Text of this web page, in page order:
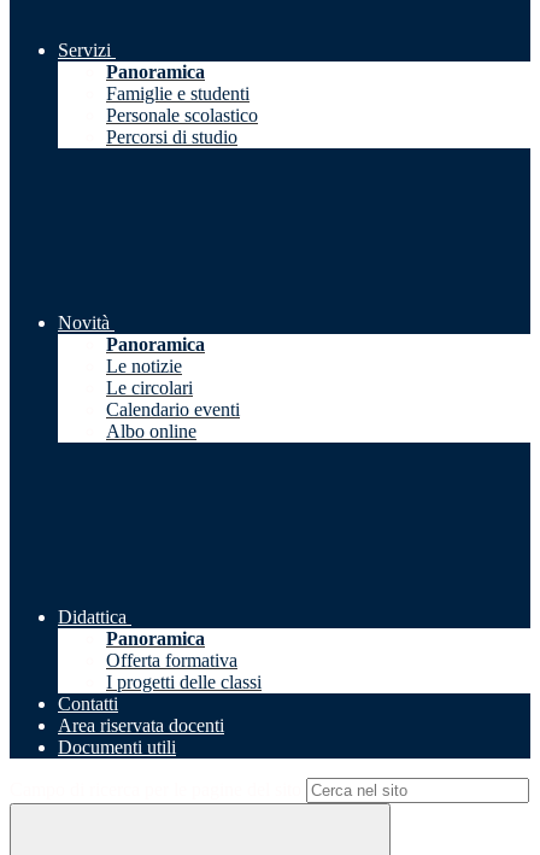
Servizi
Panoramica
Famiglie e studenti
Personale scolastico
Percorsi di studio
Novità
Panoramica
Le notizie
Le circolari
Calendario eventi
Albo online
Didattica
Panoramica
Offerta formativa
I progetti delle classi
Contatti
Area riservata docenti
Documenti utili